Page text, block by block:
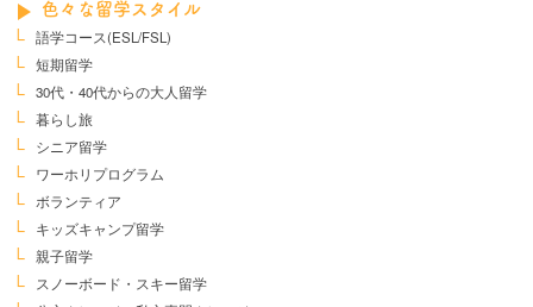
色々な留学スタイル
語学コース(ESL/FSL)
短期留学
30代・40代からの大人留学
暮らし旅
シニア留学
ワーホリプログラム
ボランティア
キッズキャンプ留学
親子留学
スノーボード・スキー留学